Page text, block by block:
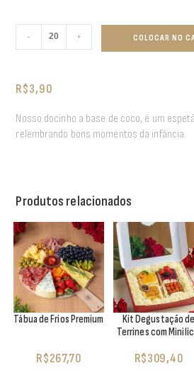
- + COLOCAR NO
R$3,90
Nosso docinho a base de coco, é um
relembrando bons momentos da infância.
Produtos relacionados
Tábua de Frios Premium
R$267,70
Kit Degustação de
Terrines com
R$309,40